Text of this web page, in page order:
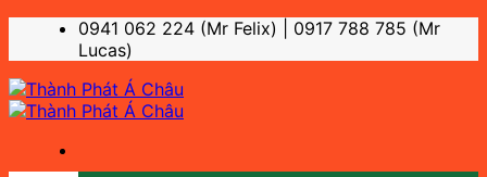
dung
0941 062 224 (Mr Felix) | 0917 788 785 (Mr
Lucas)